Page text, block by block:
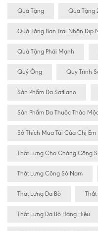
Quà Tặng Quà Tặng
Quà Tặng Bạn Trai Nhân Dịp
Quà Tặng Phái Mạnh
Quý Ông Quy Trình
Sản Phẩm Da Saffiano
Sản Phẩm Da Thuộc Thảo
Sở Thích Mua Túi Của Chị Em
Thắt Lưng Cho Chàng Công
Thắt Lưng Công Sở Nam
Thăt Lưng Da Bò Thắt
Thắt Lưng Da Bò Hàng Hiêu